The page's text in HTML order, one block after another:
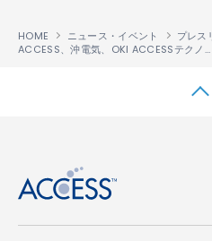
HOME ニュース・イベント
プレス
ACCESS、沖電気、OKI ACCESSテクノロジーズが次世代ホームネットワーク時代に向けDLNA分野で協業